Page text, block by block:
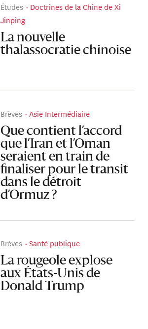
Études
Doctrines de la Chine de Xi
Jinping
La nouvelle
thalassocratie chinoise
Brèves Asie Intermédiaire
Que contient l’accord
que l’Iran et l’Oman
seraient en train de
finaliser pour le transit
dans le détroit
d’Ormuz ?
Brèves Santé publique
La rougeole explose
aux États-Unis de
Donald Trump